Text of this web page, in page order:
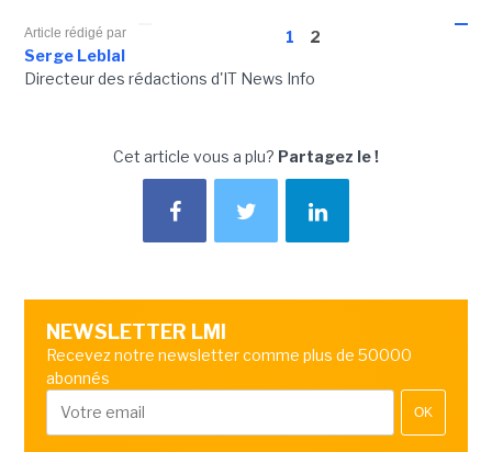
1 2
Article rédigé par
Serge Leblal
Directeur des rédactions d'IT News Info
Cet article vous a plu? Partagez le !
NEWSLETTER LMI
Recevez notre newsletter comme plus de 50000
abonnés
OK